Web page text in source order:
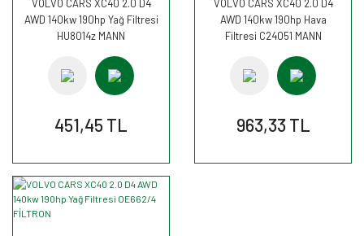
VOLVO CARS XC40 2.0 D4
AWD 140kw 190hp Yağ Filtresi
HU8014z MANN
451,45 TL
VOLVO CARS XC40 2.0 D4
AWD 140kw 190hp Hava
Filtresi C24051 MANN
963,33 TL